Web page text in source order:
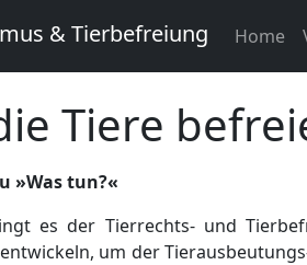
& Tierbefreiung Home
Tiere
»Was tun?«
es der Tierrechts- und
um der